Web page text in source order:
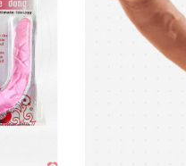
silicon TPE cao cấp